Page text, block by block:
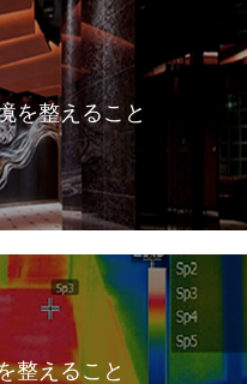
を整えること
整えること